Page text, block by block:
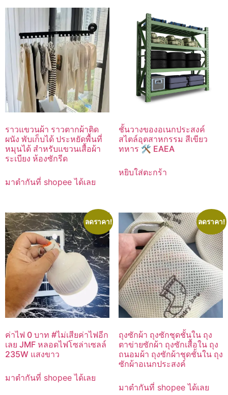
ราวแขวนผ้า ราวตากผ้าติด
ผนัง พับเก็บได้ ประหยัดพื้นที่
หมุนได้ สําหรับแขวนเสื้อผ้า
ระเบียง ห้องซักรีด
มาตำกันที่ shopee ได้เลย
ชั้นวางของอเนกประสงค์
สไตล์อุตสาหกรรม สีเขียว
ทหาร 🛠️ EAEA
หยิบใส่ตะกร้า
ลดราคา!
ค่าไฟ 0 บาท #ไม่เสียค่าไฟอีก
เลย JMF หลอดไฟโซล่าเซลล์
235W แสงขาว
มาตำกันที่ shopee ได้เลย
ลดราคา!
ถุงซักผ้า ถุงซักชุดชั้นใน ถุง
ตาข่ายซักผ้า ถุงซักเสื้อใน ถุง
ถนอมผ้า ถุงซักผ้าชุดชั้นใน ถุง
ซักผ้าอเนกประสงค์
มาตำกันที่ shopee ได้เลย